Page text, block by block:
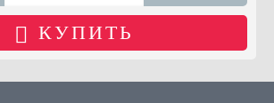
КУПИТЬ